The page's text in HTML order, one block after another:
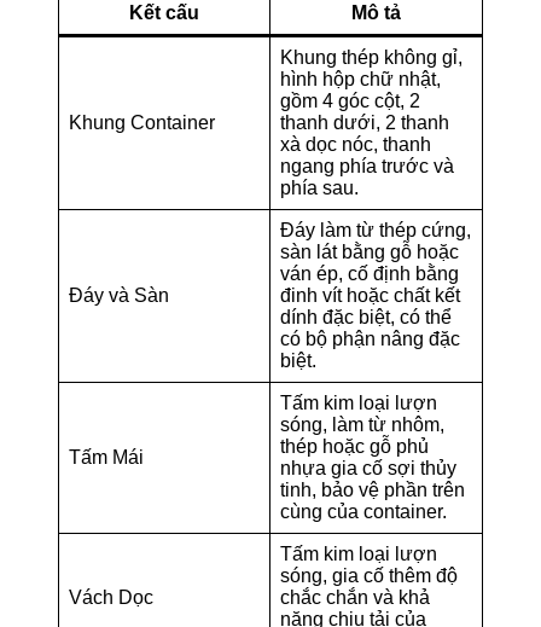
Kết cấu Mô tả
Khung Container
Khung thép không gỉ,
hình hộp chữ nhật,
gồm 4 góc cột, 2
thanh dưới, 2 thanh
xà dọc nóc, thanh
ngang phía trước và
phía sau.
Đáy và Sàn
Đáy làm từ thép cứng,
sàn lát bằng gỗ hoặc
ván ép, cố định bằng
đinh vít hoặc chất kết
dính đặc biệt, có thể
có bộ phận nâng đặc
biệt.
Tấm Mái
Tấm kim loại lượn
sóng, làm từ nhôm,
thép hoặc gỗ phủ
nhựa gia cố sợi thủy
tinh, bảo vệ phần trên
cùng của container.
Vách Dọc
Tấm kim loại lượn
sóng, gia cố thêm độ
chắc chắn và khả
năng chịu tải của